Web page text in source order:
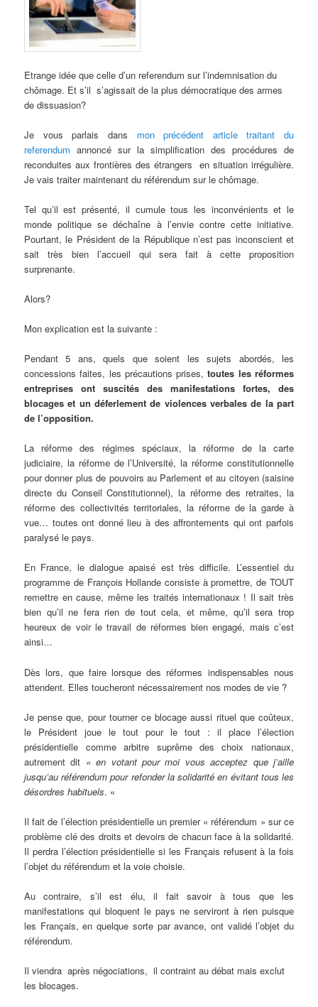
t
i
e
s
Etrange idée que celle d’un referendum sur l’indemnisation du
chômage. Et s’il s’agissait de la plus démocratique des armes
de dissuasion?
Je vous parlais dans mon précédent article traitant du
referendum annoncé sur la simplification des procédures de
reconduites aux frontières des étrangers en situation irrégulière.
Je vais traiter maintenant du référendum sur le chômage.
Tel qu’il est présenté, il cumule tous les inconvénients et le
monde politique se déchaîne à l’envie contre cette initiative.
Pourtant, le Président de la République n’est pas inconscient et
sait très bien l’accueil qui sera fait à cette proposition
surprenante.
Alors?
Mon explication est la suivante :
Pendant 5 ans, quels que soient les sujets abordés, les
concessions faites, les précautions prises,toutes les réformes
entreprises ont suscités des manifestations fortes, des
blocages et un déferlement de violences verbales de la part
de l’opposition.
La réforme des régimes spéciaux, la réforme de la carte
judiciaire, la réforme de l’Université, la réforme constitutionnelle
pour donner plus de pouvoirs au Parlement et au citoyen (saisine
directe du Conseil Constitutionnel), la réforme des retraites, la
réforme des collectivités territoriales, la réforme de la garde à
vue… toutes ont donné lieu à des affrontements qui ont parfois
paralysé le pays.
En France, le dialogue apaisé est très difficile. L’essentiel du
programme de François Hollande consiste à promettre, de TOUT
remettre en cause, même les traités internationaux ! Il sait très
bien qu’il ne fera rien de tout cela, et même, qu’il sera trop
heureux de voir le travail de réformes bien engagé, mais c’est
ainsi…
Dès lors, que faire lorsque des réformes indispensables nous
attendent. Elles toucheront nécessairement nos modes de vie ?
Je pense que, pour tourner ce blocage aussi rituel que coûteux,
le Président joue le tout pour le tout : il place l’élection
présidentielle comme arbitre suprême des choix nationaux,
autrement dit « en votant pour moi vous acceptez que j’aille
jusqu’au référendum pour refonder la solidarité en évitant tous les
désordres habituels. «
Il fait de l’élection présidentielle un premier « référendum » sur ce
problème clé des droits et devoirs de chacun face à la solidarité.
Il perdra l’élection présidentielle si les Français refusent à la fois
l’objet du référendum et la voie choisie.
Au contraire, s’il est élu, il fait savoir à tous que les
manifestations qui bloquent le pays ne serviront à rien puisque
les Français, en quelque sorte par avance, ont validé l’objet du
référendum.
Il viendra après négociations, il contraint au débat mais exclut
les blocages.